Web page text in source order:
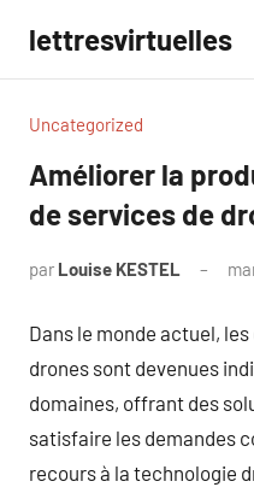
contenu
lettresvirtuelles
Uncategorized
Améliorer la
de services de
par Louise KESTEL
Dans le monde actuel,
drones sont devenues
domaines, offrant des
satisfaire les demandes
recours à la technologie